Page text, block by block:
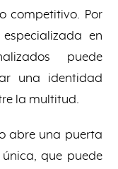
competitivo. Por
en
puede
una identidad
la multitud.
abre una puerta
que puede